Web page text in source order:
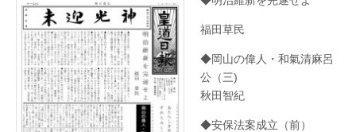
電子
版
十
一
号
（通
巻
四
六
七
七
号）
福田草民
◆岡山の偉人・和氣清麻呂
公（三)
秋田智紀
◆安保法案成立（前）